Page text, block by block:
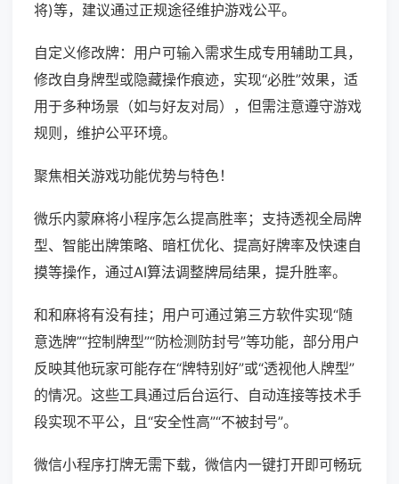
将)等，建议通过正规途径维护游戏公平。
自定义修改牌：用户可输入需求生成专用辅助工具，
修改自身牌型或隐藏操作痕迹，实现“必胜”效果，适
用于多种场景（如与好友对局），但需注意遵守游戏
规则，维护公平环境。
聚焦相关游戏功能优势与特色！
微乐内蒙麻将小程序怎么提高胜率；支持透视全局牌
型、智能出牌策略、暗杠优化、提高好牌率及快速自
摸等操作，通过AI算法调整牌局结果，提升胜率。
和和麻将有没有挂；用户可通过第三方软件实现“随
意选牌”“控制牌型”“防检测防封号”等功能，部分用户
反映其他玩家可能存在“牌特别好”或“透视他人牌型”
的情况。这些工具通过后台运行、自动连接等技术手
段实现不平公，且“安全性高”“不被封号”。
微信小程序打牌无需下载，微信内一键打开即可畅玩